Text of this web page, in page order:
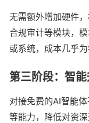
无需额外增加硬件
合规审计等模块，
或系统，成本几乎为
第三阶段：智
对接免费的AI智能
等能力，降低对资